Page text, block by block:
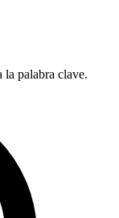
la palabra clave.